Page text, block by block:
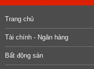
Trang chủ
Tài chính - Ngân hàng
Bất động sản